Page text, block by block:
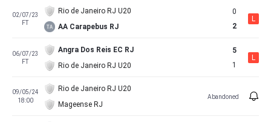
02/07/23
FT
Rio de Janeiro RJ U20
AA Carapebus RJ
0
2
L
06/07/23
FT
Angra Dos Reis EC RJ
Rio de Janeiro RJ U20
5
1
L
09/05/24
18:00
Rio de Janeiro RJ U20
Mageense RJ
Abandoned